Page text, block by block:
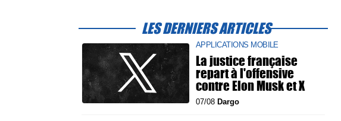
LES DERNIERS ARTICLES
APPLICATIONS MOBILE
La justice française
repart à l'offensive
contre Elon Musk et X
07/08 Dargo